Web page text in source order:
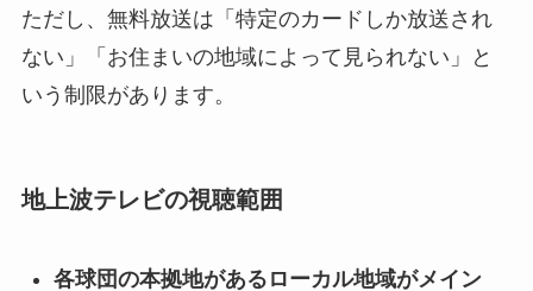
ただし、無料放送は「特定のカードしか放送され
ない」「お住まいの地域によって見られない」と
いう制限があります。
地上波テレビの視聴範囲
各球団の本拠地があるローカル地域がメイン